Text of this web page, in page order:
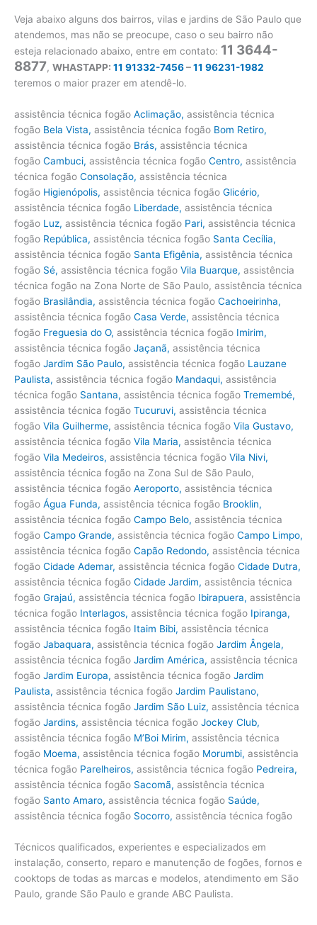
Veja abaixo alguns dos bairros, vilas e jardins de São Paulo que
atendemos, mas não se preocupe, caso o seu bairro não
esteja relacionado abaixo, entre em contato: 11 3644-
8877, WHASTAPP: 11 91332-7456–11 96231-1982
teremos o maior prazer em atendê-lo.
assistência técnica fogão Aclimação, assistência técnica
fogão Bela Vista, assistência técnica fogão Bom Retiro,
assistência técnica fogão Brás, assistência técnica
fogão Cambuci, assistência técnica fogão Centro, assistência
técnica fogão Consolação, assistência técnica
fogão Higienópolis, assistência técnica fogão Glicério,
assistência técnica fogão Liberdade, assistência técnica
fogão Luz, assistência técnica fogão Pari, assistência técnica
fogão República, assistência técnica fogão Santa Cecília,
assistência técnica fogão Santa Efigênia, assistência técnica
fogão Sé, assistência técnica fogão Vila Buarque, assistência
técnica fogão na Zona Norte de São Paulo, assistência técnica
fogão Brasilândia, assistência técnica fogão Cachoeirinha,
assistência técnica fogão Casa Verde, assistência técnica
fogão Freguesia do O, assistência técnica fogão Imirim,
assistência técnica fogão Jaçanã, assistência técnica
fogão Jardim São Paulo, assistência técnica fogão Lauzane
Paulista, assistência técnica fogão Mandaqui, assistência
técnica fogão Santana, assistência técnica fogão Tremembé,
assistência técnica fogão Tucuruvi, assistência técnica
fogão Vila Guilherme, assistência técnica fogão Vila Gustavo,
assistência técnica fogão Vila Maria, assistência técnica
fogão Vila Medeiros, assistência técnica fogão Vila Nivi,
assistência técnica fogão na Zona Sul de São Paulo,
assistência técnica fogão Aeroporto, assistência técnica
fogão Água Funda, assistência técnica fogão Brooklin,
assistência técnica fogão Campo Belo, assistência técnica
fogão Campo Grande, assistência técnica fogão Campo Limpo,
assistência técnica fogão Capão Redondo, assistência técnica
fogão Cidade Ademar, assistência técnica fogão Cidade Dutra,
assistência técnica fogão Cidade Jardim, assistência técnica
fogão Grajaú, assistência técnica fogão Ibirapuera, assistência
técnica fogão Interlagos, assistência técnica fogão Ipiranga,
assistência técnica fogão Itaim Bibi, assistência técnica
fogão Jabaquara, assistência técnica fogão Jardim Ângela,
assistência técnica fogão Jardim América, assistência técnica
fogão Jardim Europa, assistência técnica fogão Jardim
Paulista, assistência técnica fogão Jardim Paulistano,
assistência técnica fogão Jardim São Luiz, assistência técnica
fogão Jardins, assistência técnica fogão Jockey Club,
assistência técnica fogão M’Boi Mirim, assistência técnica
fogão Moema, assistência técnica fogão Morumbi, assistência
técnica fogão Parelheiros, assistência técnica fogão Pedreira,
assistência técnica fogão Sacomã, assistência técnica
fogão Santo Amaro, assistência técnica fogão Saúde,
assistência técnica fogão Socorro, assistência técnica fogão
Técnicos qualificados, experientes e especializados em
instalação, conserto, reparo e manutenção de fogões, fornos e
cooktops de todas as marcas e modelos, atendimento em São
Paulo, grande São Paulo e grande ABC Paulista.